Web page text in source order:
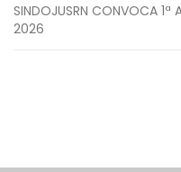
SINDOJUSRN CONVOCA 1ª
2026